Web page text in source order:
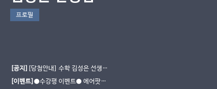
프로필
[공지] [당첨안내] 수학 김성은 선생님
수강평 이벤트
[이벤트]●수강평 이벤트● 에어팟끼